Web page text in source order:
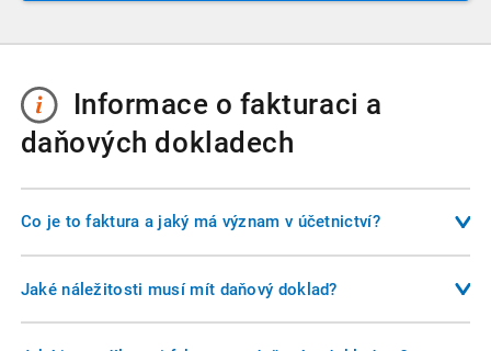
Informace o fakturaci a
daňových dokladech
Co je to faktura a jaký má význam v účetnictví?
Faktura je základní účetní doklad, který slouží k prokázání
uskutečnění obchodního vztahu mezi dodavatelem a
Jaké náležitosti musí mít daňový doklad?
Daňový doklad musí obsahovat 12 povinných údajů, mezi